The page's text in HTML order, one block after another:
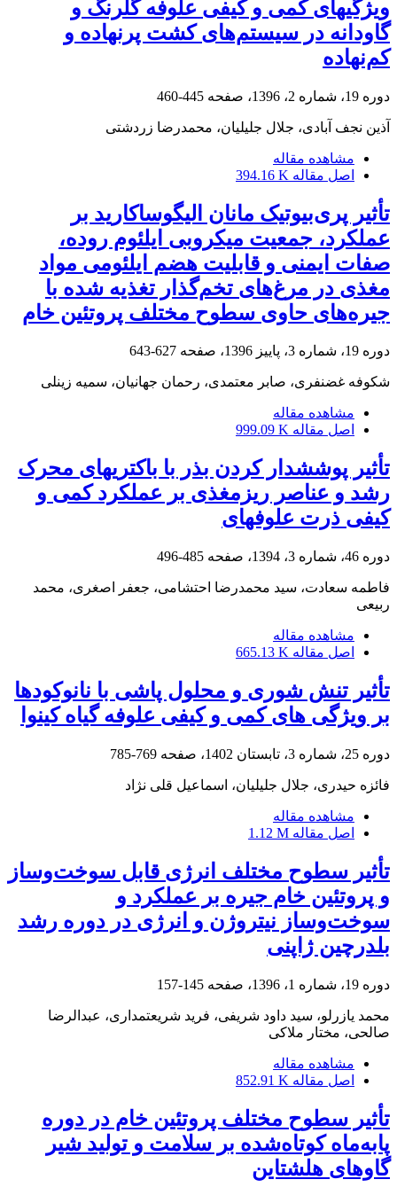
ویژگی‏های کمی و کیفی علوفه گلرنگ و
گاودانه در سیستم‌های کشت پرنهاده و
کم‌نهاده
دوره 19، شماره 2، 1396، صفحه 445-460
آذین نجف آبادی، جلال جلیلیان، محمدرضا زردشتی
مشاهده مقاله
اصل مقاله 394.16 K
تأثیر پری‌بیوتیک مانان ‌الیگوساکارید بر
عملکرد، جمعیت میکروبی ایلئوم روده،
صفات ایمنی و قابلیت هضم ایلئومی مواد
مغذی در مرغ‌های تخم‌گذار تغذیه شده با
جیره‌های حاوی سطوح مختلف پروتئین خام
دوره 19، شماره 3، پاییز 1396، صفحه 627-643
شکوفه غضنفری، صابر معتمدی، رحمان جهانیان، سمیه زینلی
مشاهده مقاله
اصل مقاله 999.09 K
تأثیر پوششدار کردن بذر با باکتریهای محرک
رشد و عناصر ریزمغذی بر عملکرد کمی و
کیفی ذرت علوفهای
دوره 46، شماره 3، 1394، صفحه 485-496
فاطمه سعادت، سید محمدرضا احتشامی، جعفر اصغری، محمد
ربیعی
مشاهده مقاله
اصل مقاله 665.13 K
تأثیر تنش شوری و محلول پاشی با نانوکودها
بر ویژگی های کمی و کیفی علوفه گیاه کینوا
دوره 25، شماره 3، تابستان 1402، صفحه 769-785
فائزه حیدری، جلال جلیلیان، اسماعیل قلی نژاد
مشاهده مقاله
اصل مقاله 1.12 M
تأثیر سطوح مختلف انرژی قابل سوخت‌وساز
و پروتئین خام جیره بر عملکرد و
سوخت‌وساز نیتروژن و انرژی در دوره رشد
بلدرچین ژاپنی
دوره 19، شماره 1، 1396، صفحه 145-157
محمد یازرلو، سید داود شریفی، فرید شریعتمداری، عبدالرضا
صالحی، مختار ملاکی
مشاهده مقاله
اصل مقاله 852.91 K
تأثیر سطوح مختلف پروتئین خام در دوره
پابه‌ماه کوتاه‌شده بر سلامت و تولید شیر
گاوهای هلشتاین